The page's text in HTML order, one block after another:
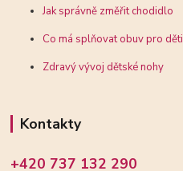
Jak správně změřit chodidlo
Co má splňovat obuv pro děti
Zdravý vývoj dětské nohy
Kontakty
+420 737 132 290